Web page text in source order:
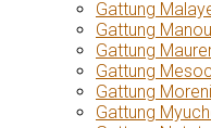
Gattung
Gattung
Gattung
Gattung
Gattung
Gattung